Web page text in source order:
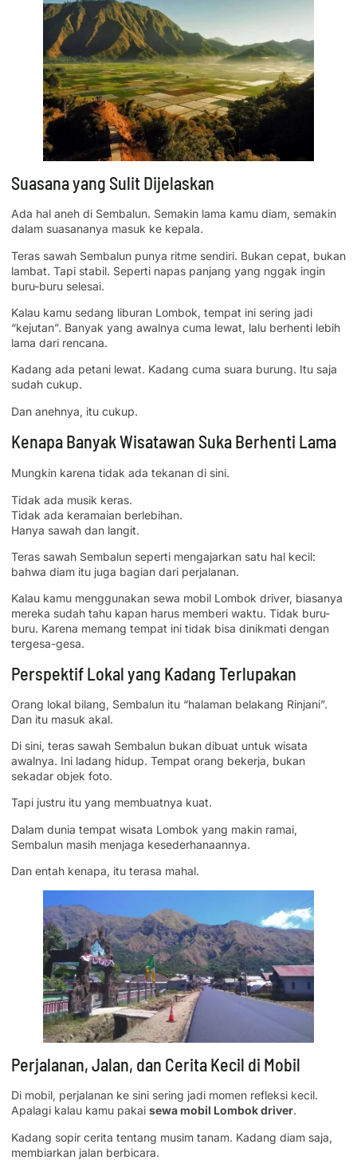
Suasana yang Sulit Dijelaskan
Ada hal aneh di Sembalun. Semakin lama kamu diam, semakin
dalam suasananya masuk ke kepala.
Teras sawah Sembalun punya ritme sendiri. Bukan cepat, bukan
lambat. Tapi stabil. Seperti napas panjang yang nggak ingin
buru-buru selesai.
Kalau kamu sedang liburan Lombok, tempat ini sering jadi
“kejutan”. Banyak yang awalnya cuma lewat, lalu berhenti lebih
lama dari rencana.
Kadang ada petani lewat. Kadang cuma suara burung. Itu saja
sudah cukup.
Dan anehnya, itu cukup.
Kenapa Banyak Wisatawan Suka Berhenti Lama
Mungkin karena tidak ada tekanan di sini.
Tidak ada musik keras.
Tidak ada keramaian berlebihan.
Hanya sawah dan langit.
Teras sawah Sembalun seperti mengajarkan satu hal kecil:
bahwa diam itu juga bagian dari perjalanan.
Kalau kamu menggunakan sewa mobil Lombok driver, biasanya
mereka sudah tahu kapan harus memberi waktu. Tidak buru-
buru. Karena memang tempat ini tidak bisa dinikmati dengan
tergesa-gesa.
Perspektif Lokal yang Kadang Terlupakan
Orang lokal bilang, Sembalun itu “halaman belakang Rinjani”.
Dan itu masuk akal.
Di sini, teras sawah Sembalun bukan dibuat untuk wisata
awalnya. Ini ladang hidup. Tempat orang bekerja, bukan
sekadar objek foto.
Tapi justru itu yang membuatnya kuat.
Dalam dunia tempat wisata Lombok yang makin ramai,
Sembalun masih menjaga kesederhanaannya.
Dan entah kenapa, itu terasa mahal.
Perjalanan, Jalan, dan Cerita Kecil di Mobil
Di mobil, perjalanan ke sini sering jadi momen refleksi kecil.
Apalagi kalau kamu pakai sewa mobil Lombok driver.
Kadang sopir cerita tentang musim tanam. Kadang diam saja,
membiarkan jalan berbicara.